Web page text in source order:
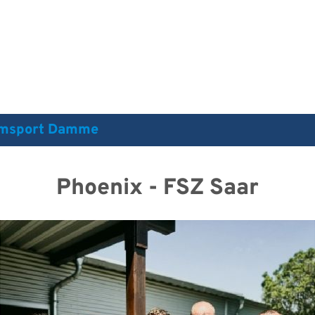
Damme
Phoenix - FSZ Saar